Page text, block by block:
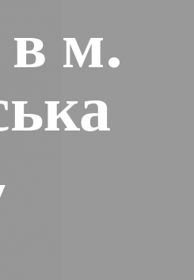
в м.